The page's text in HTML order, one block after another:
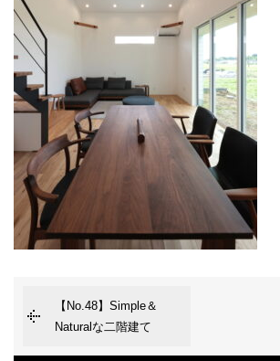
【No.48】Simple＆
Naturalな二階建て